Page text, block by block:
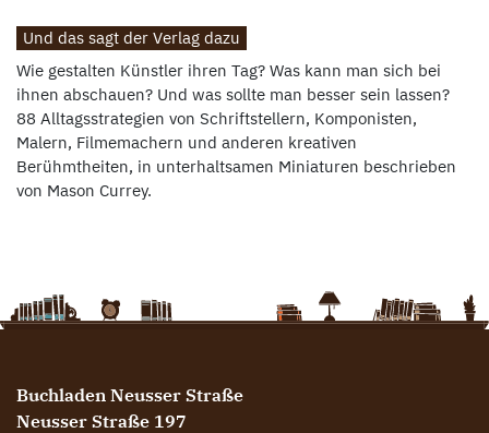
Und das sagt der Verlag dazu
Wie gestalten Künstler ihren Tag? Was kann man sich bei
ihnen abschauen? Und was sollte man besser sein lassen?
88 Alltagsstrategien von Schriftstellern, Komponisten,
Malern, Filmemachern und anderen kreativen
Berühmtheiten, in unterhaltsamen Miniaturen beschrieben
von Mason Currey.
Buchladen Neusser Straße
Neusser Straße 197